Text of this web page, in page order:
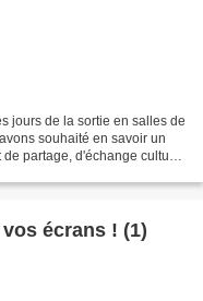
jours de la sortie en salles de
souhaité en savoir un
partage, d'échange culturel
écrans ! (1)